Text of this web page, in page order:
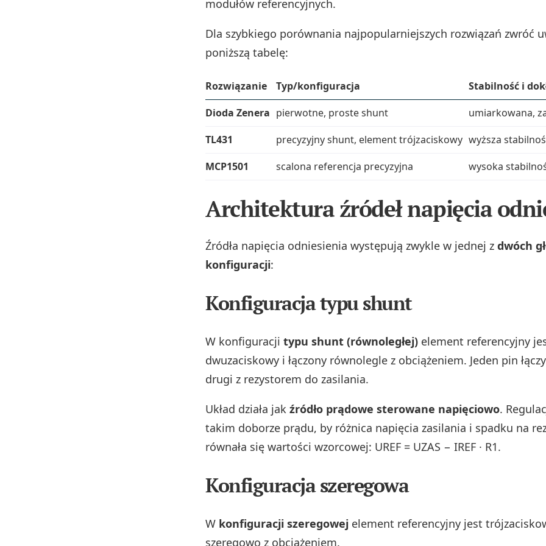
modułów referencyjnych.
Dla szybkiego porównania najpopularniejszych rozwiązań zwróć
poniższą tabelę:
Rozwiązanie Typ/konfiguracja Stabilność i
Dioda Zenera pierwotne, proste shunt umiarkowana,
TL431
precyzyjny shunt, element trójzaciskowy wyższa
MCP1501
scalona referencja precyzyjna wysoka
Architektura źródeł napięcia
Źródła napięcia odniesienia występują zwykle w jednej z dwóch
konfiguracji:
Konfiguracja typu shunt
W konfiguracji typu shunt (równoległej) element referencyjny
dwuzaciskowy i łączony równolegle z obciążeniem. Jeden pin
drugi z rezystorem do zasilania.
Układ działa jak źródło prądowe sterowane napięciowo.
takim doborze prądu, by różnica napięcia zasilania i spadku na
równała się wartości wzorcowej: UREF = UZAS − IREF · R1.
Konfiguracja szeregowa
W konfiguracji szeregowej element referencyjny jest
szeregowo z obciążeniem.